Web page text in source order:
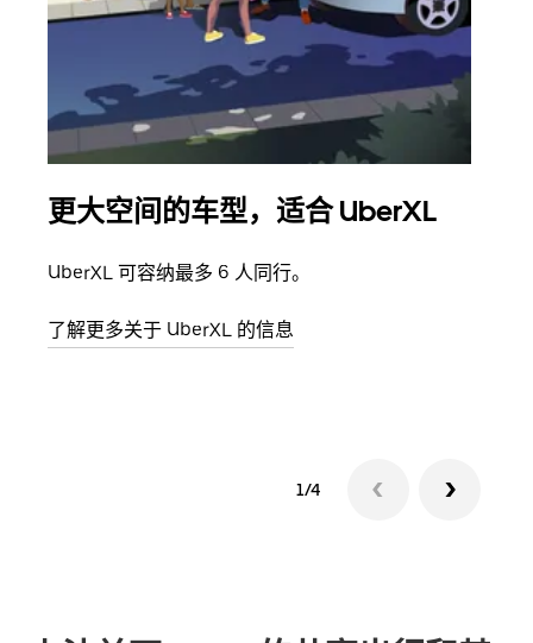
更大空间的车型，适合 UberXL
UberXL 可容纳最多 6 人同行。
了解更多关于 UberXL 的信息
1/4